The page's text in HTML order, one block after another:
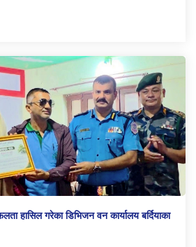
हासिल गरेका डिभिजन वन कार्यालय बर्दियाका